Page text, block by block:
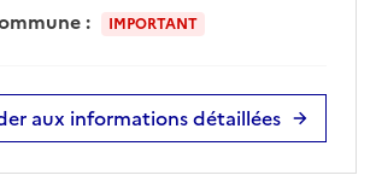
: IMPORTANT
aux informations détaillées